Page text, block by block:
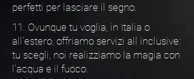
perfetti per lasciare il segno.
11. Ovunque tu voglia, in Italia o
all’estero, offriamo servizi all inclusive:
tu scegli, noi realizziamo la magia con
l'acqua e il fuoco.